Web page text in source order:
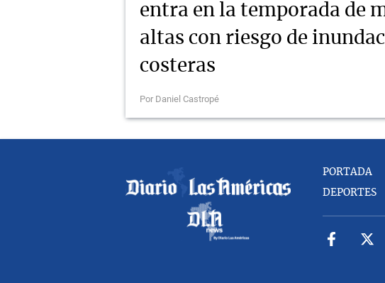
entra en la temporada de
altas con riesgo de
costeras
Por Daniel Castropé
PORTADA
DEPORTES